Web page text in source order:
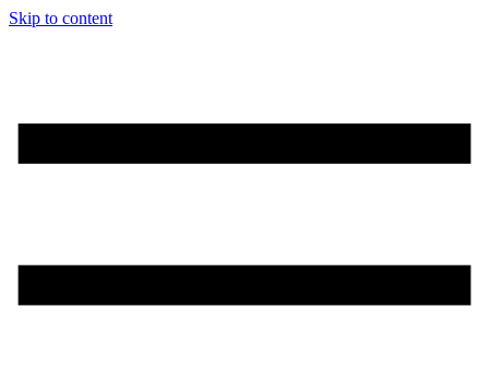
Skip to content